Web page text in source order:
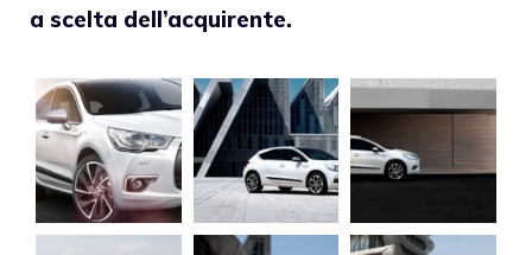
a scelta dell’acquirente.